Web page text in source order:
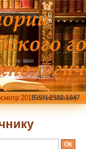
2015 по источнику
ISSN 2522-1647